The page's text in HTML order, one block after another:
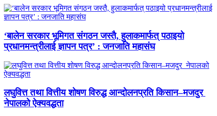
‘बालेन सरकार भूमिगत संगठन जस्तै, हुलाकमार्फत् पठाइयो
प्रधानमन्त्रीलाई ज्ञापन पत्र’ : जनजाति महासंघ
लघुवित्त तथा वित्तीय शोषण विरुद्ध आन्दोलनप्रति किसान–मजदुर
नेपालको ऐक्यवद्धता